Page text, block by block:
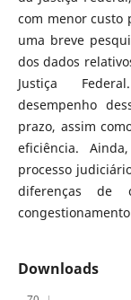
com menor custo
uma breve
dos dados
Justiça
desempenho
prazo, assim
eficiência.
processo
diferenças de
Downloads